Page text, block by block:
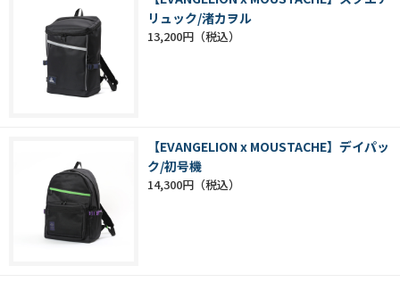
リュック/渚カヲル
13,200円
【EVANGELION x MOUSTACHE】デイパッ
ク/初号機
14,300円